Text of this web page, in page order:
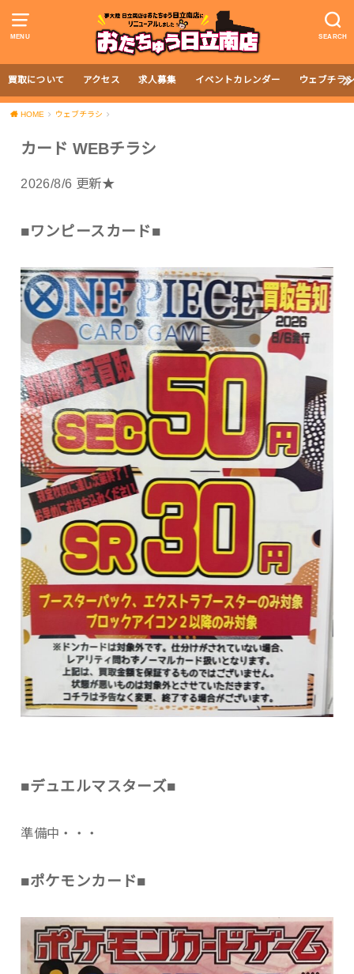
MENU SEARCH
買取について アクセス 求人募集 イベントカレンダー ウェブチラ
HOME ウェブチラシ
カード WEBチラシ
2026/8/6 更新★
■ワンピースカード■
■デュエルマスターズ■
準備中・・・
■ポケモンカード■